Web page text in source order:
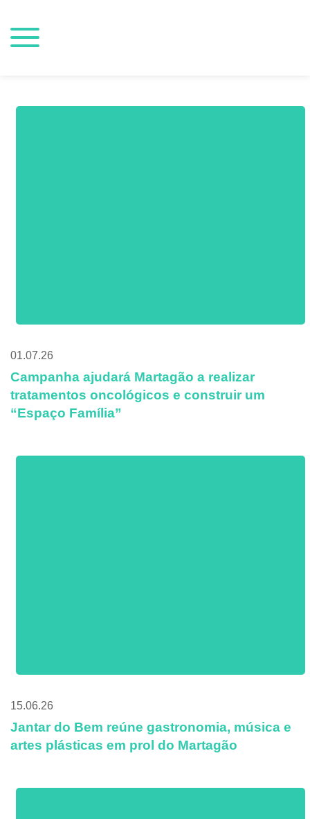
01.07.26
Campanha ajudará Martagão a realizar
tratamentos oncológicos e construir um
“Espaço Família”
15.06.26
Jantar do Bem reúne gastronomia, música e
artes plásticas em prol do Martagão